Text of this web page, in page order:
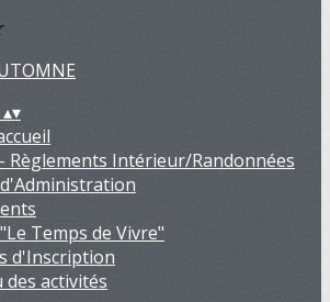
▴▾
Règlements Intérieur/Randonnées
Temps de Vivre"
d'Inscription
des activités